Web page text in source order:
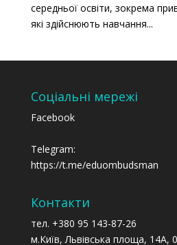
середньої освіти, зокрема
які здійснюють навчання...
Соціальні мережі
Facebook
Telegram:
https://t.me/eduombudsman
Контакти
тел. +380 95 143-87-26
м.Київ, Львівська площа, 14А,